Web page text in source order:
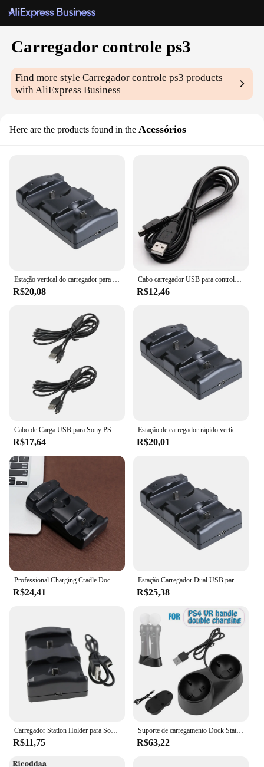
Carregador controle ps3
Find more styleCarregador controle ps3 products
with AliExpress Business
Here are the products found in the Acessórios
Estação vertical do carregador para ps3, ps3, ps3, playstation 3, gamepad, controlador, usb duplo, carregamento rápido
R$20,08
Cabo carregador USB para controlador PS3, Cabo de carregamento para Sony Playstation 3, Gampad Joystick Acessórios para jogos
R$12,46
Cabo de Carga USB para Sony PS3, Consola de Jogos Sem Fio, Controladores com Anel Magnético, Cabo de Carregamento, Fio Linha para Playstation 3
R$17,64
Estação de carregador rápido vertical USB, doca de carregamento, controlador, joystick, alimentado, gampad, navegação para Sony PS3, PS3
R$20,01
Professional Charging Cradle Dock Station, Gamepad, Dual Charger Base, Acessórios para PS3, PS3, mover, controlador sem fio
R$24,41
Estação Carregador Dual USB para Sony PS3, Joystick Controlador, Dock Carregamento Alimentado, Gampad, Navegação
R$25,38
Carregador Station Holder para Sony PS3, controlador sem fio, mão esquerda e direita, Recharger, 2in 1, MOVE, 1PC
R$11,75
Suporte de carregamento Dock Station para Playstation, Carregador para PS3, PS4, Controlador de movimento VR, PS4, Move Quad
R$63,22